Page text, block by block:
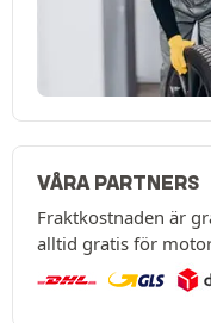
VÅRA PARTNERS
Fraktkostnaden är
alltid gratis för